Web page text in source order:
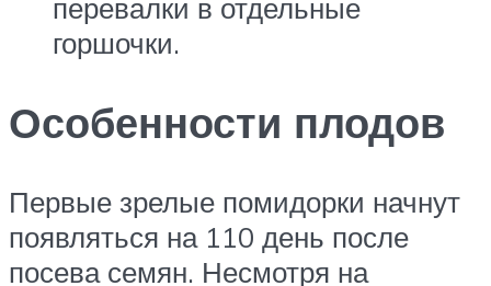
перевалки в отдельные
горшочки.
Особенности плодов
Первые зрелые помидорки начнут
появляться на 110 день после
посева семян. Несмотря на